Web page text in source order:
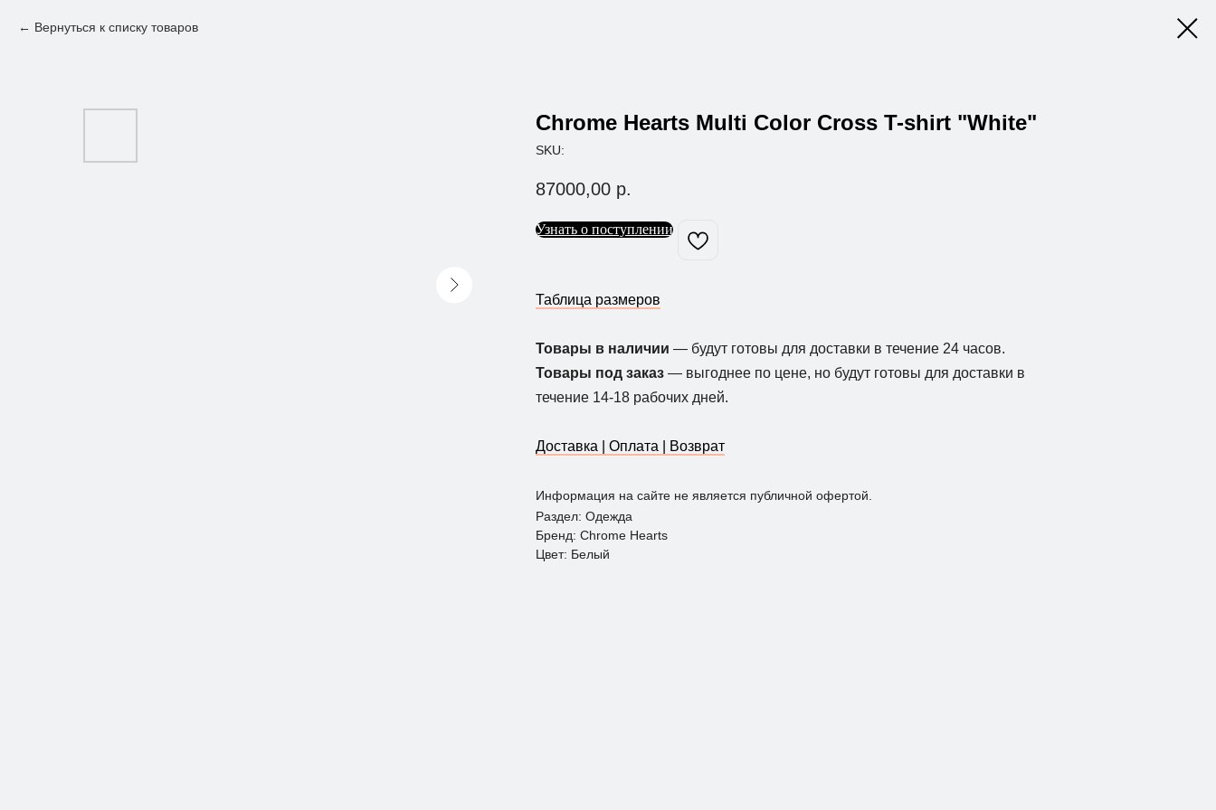
Вернуться к списку товаров
Chrome Hearts Multi Color Cross T-shirt "White"
SKU:
87000,00 р.
Узнать о поступлении
Таблица размеров
Товары в наличии — будут готовы для доставки в течение 24 часов.
Товары под заказ — выгоднее по цене, но будут готовы для доставки в
течение 14-18 рабочих дней.
Доставка | Оплата | Возврат
Информация на сайте не является публичной офертой.
Раздел: Одежда
Бренд: Chrome Hearts
Цвет: Белый